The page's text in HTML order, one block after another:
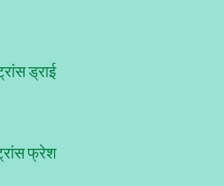
ड्राई
फ्रेश